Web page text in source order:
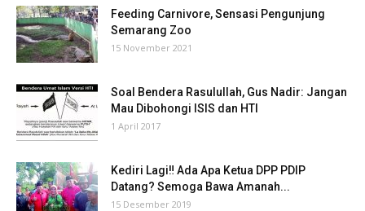
Feeding Carnivore, Sensasi Pengunjung
Semarang Zoo
15 November 2021
Soal Bendera Rasulullah, Gus Nadir: Jangan
Mau Dibohongi ISIS dan HTI
1 April 2017
Kediri Lagi‼ Ada Apa Ketua DPP PDIP
Datang? Semoga Bawa Amanah...
15 Desember 2019